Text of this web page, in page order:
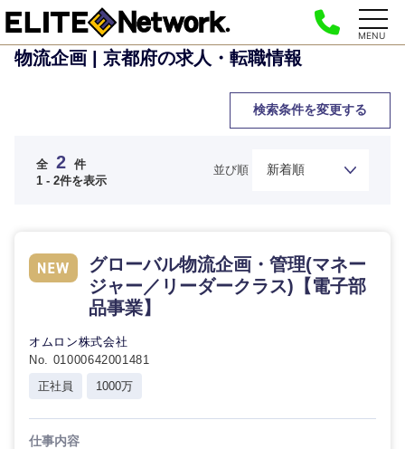
MENU
物流企画 | 京都府の求人・転職情報
検索条件を変更する
経営企
画・事業
経営ボー
ド
事業管理
経営企画・事業企画
経営ボード
管理
商社・卸
エネルギー・資源・環境
北海道・東北地方
北海道
秋田県
宮城県
希望年収
推奨年齢
40代 50代
全 2 件
1 - 2件を表示
並び順
グローバル物流企画・管理(マネー
ジャー／リーダークラス)【電子部
品事業】
オムロン株式会社
No. 01000642001481
正社員
1000万
仕事内容